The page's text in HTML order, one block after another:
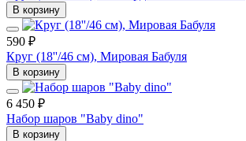
В корзину
590 ₽
Круг (18''/46 см), Мировая Бабуля
В корзину
6 450 ₽
Набор шаров "Baby dino"
В корзину